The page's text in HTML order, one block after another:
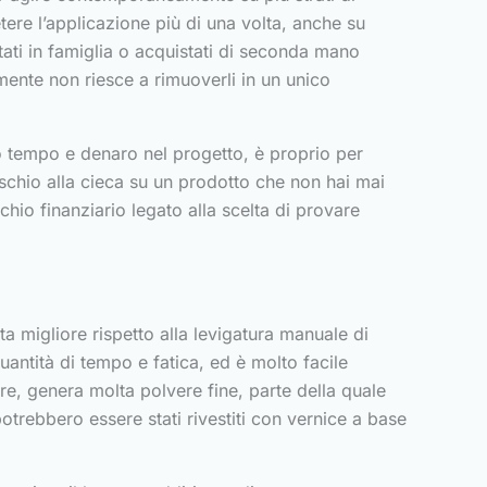
l’applicazione più di una volta, anche su
in famiglia o acquistati di seconda mano
non riesce a rimuoverli in un unico
e denaro nel progetto, è proprio per
alla cieca su un prodotto che non hai mai
finanziario legato alla scelta di provare
migliore rispetto alla levigatura manuale di
di tempo e fatica, ed è molto facile
genera molta polvere fine, parte della quale
essere stati rivestiti con vernice a base